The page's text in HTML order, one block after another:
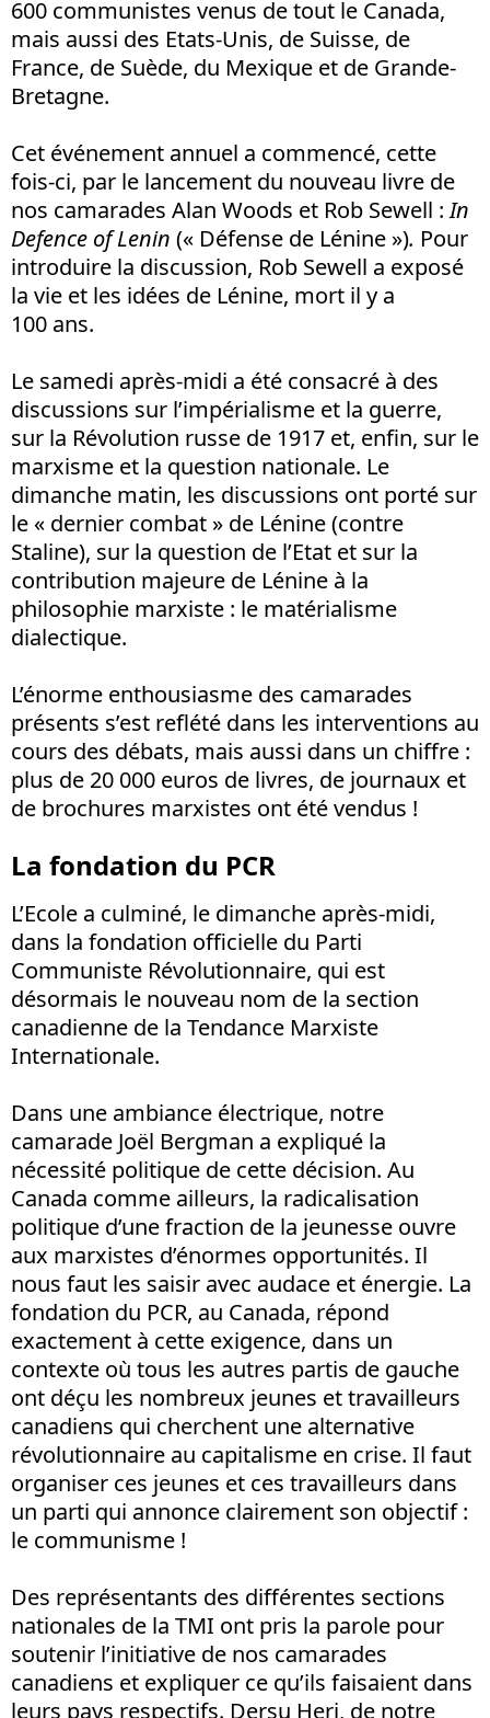
600 communistes venus de tout le Canada,
mais aussi des Etats-Unis, de Suisse, de
France, de Suède, du Mexique et de Grande-
Bretagne.
Cet événement annuel a commencé, cette
fois-ci, par le lancement du nouveau livre de
nos camarades Alan Woods et Rob Sewell :In
Defence of Lenin (« Défense de Lénine »). Pour
introduire la discussion, Rob Sewell a exposé
la vie et les idées de Lénine, mort il y a
100 ans.
Le samedi après-midi a été consacré à des
discussions sur l’impérialisme et la guerre,
sur la Révolution russe de 1917 et, enfin, sur le
marxisme et la question nationale. Le
dimanche matin, les discussions ont porté sur
le « dernier combat » de Lénine (contre
Staline), sur la question de l’Etat et sur la
contribution majeure de Lénine à la
philosophie marxiste : le matérialisme
dialectique.
L’énorme enthousiasme des camarades
présents s’est reflété dans les interventions au
cours des débats, mais aussi dans un chiffre :
plus de 20 000 euros de livres, de journaux et
de brochures marxistes ont été vendus !
La fondation du PCR
L’Ecole a culminé, le dimanche après-midi,
dans la fondation officielle du Parti
Communiste Révolutionnaire, qui est
désormais le nouveau nom de la section
canadienne de la Tendance Marxiste
Internationale.
Dans une ambiance électrique, notre
camarade Joël Bergman a expliqué la
nécessité politique de cette décision. Au
Canada comme ailleurs, la radicalisation
politique d’une fraction de la jeunesse ouvre
aux marxistes d’énormes opportunités. Il
nous faut les saisir avec audace et énergie. La
fondation du PCR, au Canada, répond
exactement à cette exigence, dans un
contexte où tous les autres partis de gauche
ont déçu les nombreux jeunes et travailleurs
canadiens qui cherchent une alternative
révolutionnaire au capitalisme en crise. Il faut
organiser ces jeunes et ces travailleurs dans
un parti qui annonce clairement son objectif :
le communisme !
Des représentants des différentes sections
nationales de la TMI ont pris la parole pour
soutenir l’initiative de nos camarades
canadiens et expliquer ce qu’ils faisaient dans
leurs pays respectifs. Dersu Heri, de notre